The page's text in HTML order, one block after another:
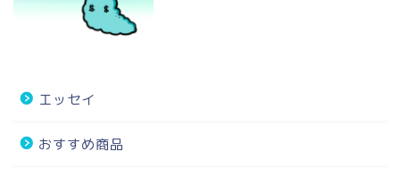
エッセイ
おすすめ商品